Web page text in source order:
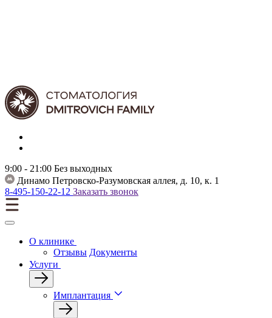
9:00 - 21:00 Без выходных
Динамо Петровско-Разумовская аллея, д. 10, к. 1
8-495-150-22-12 Заказать звонок
О клинике
Отзывы Документы
Услуги
Имплантация